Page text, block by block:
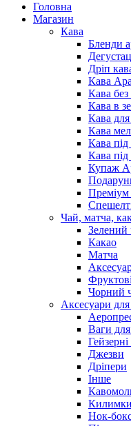
Головна
Магазин
Кава
Бленди
Дріп
Кава
Кава без
Кава в
Кава
Кава
Кава під
Кава під
Купаж
Преміум
Чай, матча,
Зелений
Какао
Матча
Чорний
Аксесуари
Ваги
Джезви
Дріпери
Інше
Килимки
Нок-